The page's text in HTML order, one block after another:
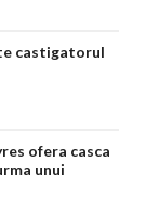
castigatorul
ofera casca
unui